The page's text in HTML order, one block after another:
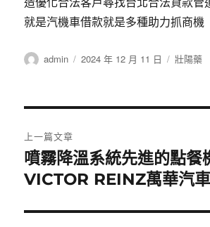
就是汽機車借款就是多種助力抓商機
作
admin
發
2024 年 12 月 11 日
分
壯陽藥
章
導
覽
上一篇文章
上
一
文
噴霧降溫系統先進的點餐
VICTOR REINZ萬華汽